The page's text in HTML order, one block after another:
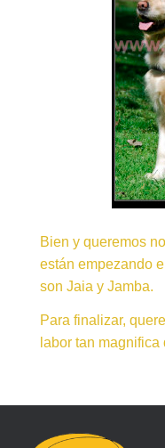
Bien y queremos
están empezando
son Jaia y Jamba.
Para finalizar,
labor tan